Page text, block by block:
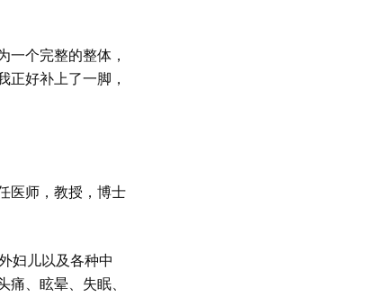
一个完整的整体，
正好补上了一脚，
医师，教授，博士
妇儿以及各种中
、眩晕、失眠、